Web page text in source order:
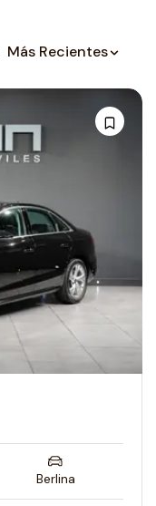
Más Recientes
Berlina